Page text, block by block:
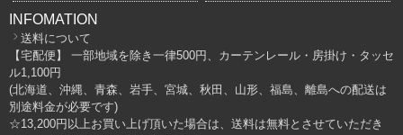
INFOMATION
送料について
【宅配便】 一部地域を除き一律500円、カーテンレール・房掛け・タッセ
ル1,100円
(北海道、沖縄、青森、岩手、宮城、秋田、山形、福島、離島への配送は
別途料金が必要です)
☆13,200円以上お買い上げ頂いた場合は、送料は無料とさせていただき